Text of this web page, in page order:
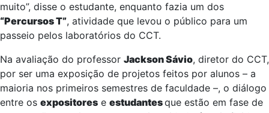
muito”, disse o estudante, enquanto fazia um dos
“Percursos T”, atividade que levou o público para um
passeio pelos laboratórios do CCT.
Na avaliação do professor Jackson Sávio, diretor do CCT,
por ser uma exposição de projetos feitos por alunos – a
maioria nos primeiros semestres de faculdade –, o diálogo
entre os expositores e estudantesque estão em fase de